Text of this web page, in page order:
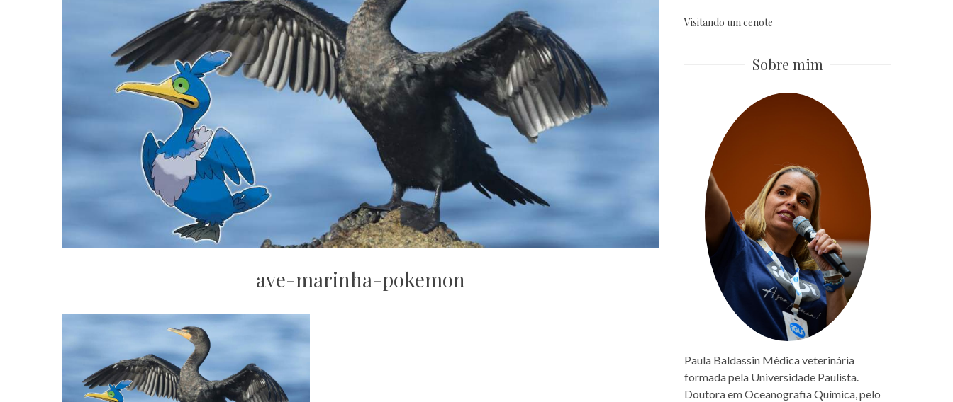
ave-marinha-pokemon
Visitando um cenote
Sobre mim
Paula Baldassin Médica veterinária
formada pela Universidade Paulista.
Doutora em Oceanografia Química, pelo